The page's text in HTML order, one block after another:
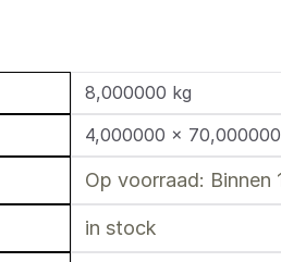
8,000000 kg
4,000000 ×
Op voorraad: Binnen
in stock